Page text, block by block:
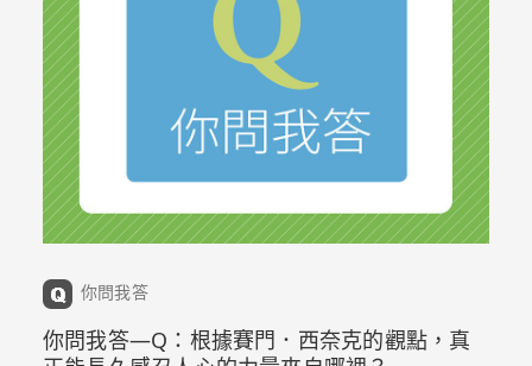
你問我答
你問我答—Q：根據賽門．西奈克的觀點，真